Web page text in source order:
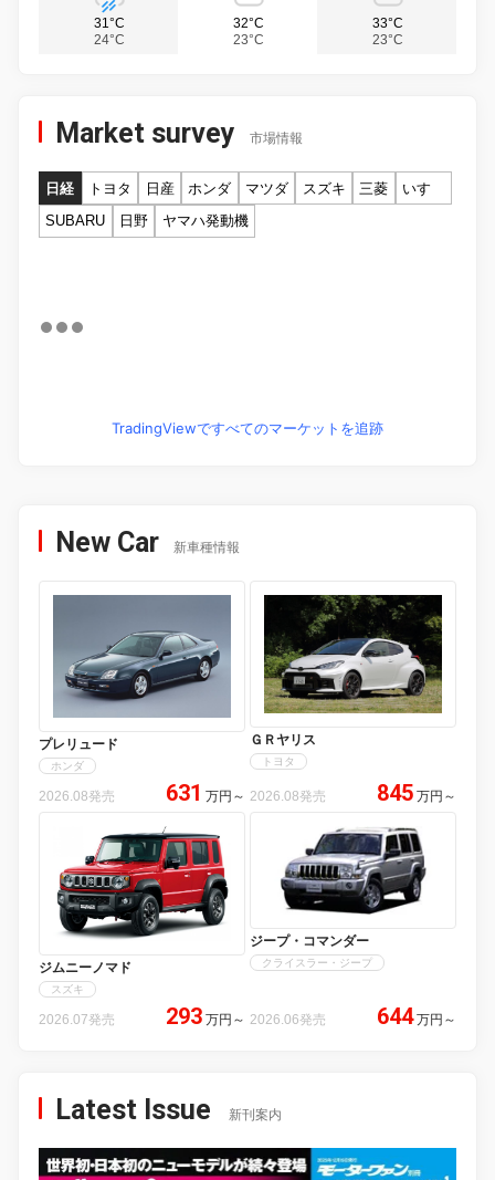
31°C
24°C
32°C
23°C
33°C
23°C
Market survey 市場情報
日経 トヨタ 日産 ホンダ マツダ スズキ 三菱
いすゞ
SUBARU
日野 ヤマハ発動機
TradingViewですべてのマーケットを追跡
New Car 新車種情報
プレリュード
ホンダ
2026.08発売 631 万円 ～
ＧＲヤリス
トヨタ
2026.08発売 845 万円 ～
ジムニーノマド
スズキ
2026.07発売 293 万円 ～
ジープ・コマンダー
クライスラー・ジープ
2026.06発売 644万円 ～
Latest Issue 新刊案内